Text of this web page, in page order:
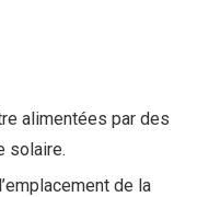
alimentées par des
solaire.
de la